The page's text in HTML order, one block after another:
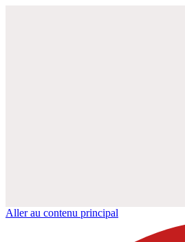
Aller au contenu principal